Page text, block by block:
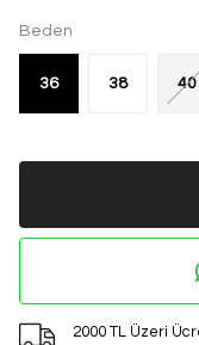
Beden
36 38 40
2000 TL Üzeri